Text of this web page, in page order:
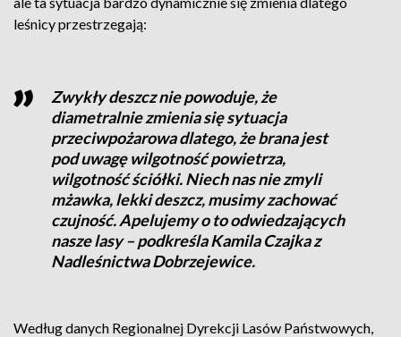
leśnicy przestrzegają:
Zwykły deszcz nie powoduje, że
diametralnie zmienia się sytuacja
przeciwpożarowa dlatego, że brana jest
pod uwagę wilgotność powietrza,
wilgotność ściółki. Niech nas nie zmyli
mżawka, lekki deszcz, musimy zachować
czujność. Apelujemy o to odwiedzających
nasze lasy – podkreśla Kamila Czajka z
Nadleśnictwa Dobrzejewice.
Według danych Regionalnej Dyrekcji Lasów Państwowych,